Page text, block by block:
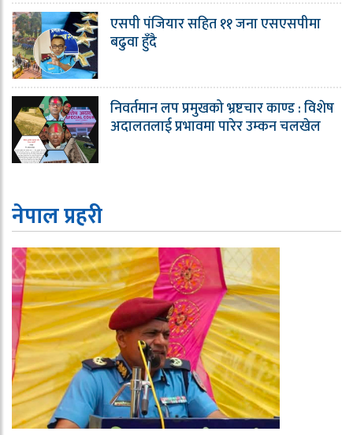
एसपी पंजियार सहित ११ जना एसएसपीमा
बढुवा हुँदै
निवर्तमान लप प्रमुखको भ्रष्टचार काण्ड : विशेष
अदालतलाई प्रभावमा पारेर उम्कन चलखेल
नेपाल प्रहरी